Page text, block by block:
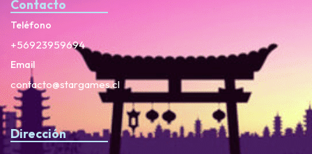
Contacto
Teléfono
+56923959694
Email
contacto@stargames.cl
Dirección